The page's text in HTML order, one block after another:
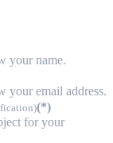
your name.
your email address.
(*)
for your